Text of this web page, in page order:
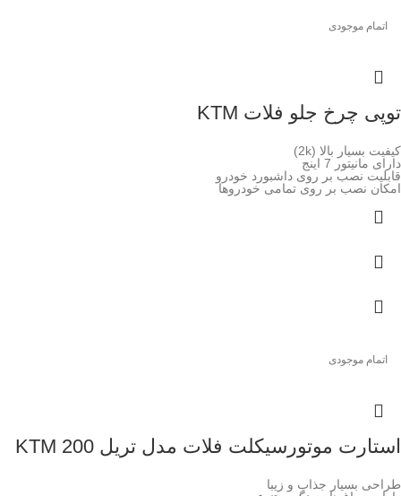
اتمام موجودی
توپی چرخ جلو فلات KTM
کیفیت بسیار بالا (2k)
دارای مانیتور 7 اینج
قابلیت نصب بر روی داشبورد خودرو
امکان نصب بر روی تمامی خودروها
اتمام موجودی
استارت موتورسیکلت فلات مدل تریل 200 KTM
طراحی بسیار جذاب و زیبا